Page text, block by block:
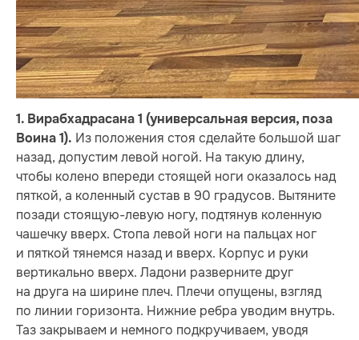
1. Вирабхадрасана 1 (универсальная версия, поза
Воина 1). Из положения стоя сделайте большой шаг
назад, допустим левой ногой. На такую длину,
чтобы колено впереди стоящей ноги оказалось над
пяткой, а коленный сустав в 90 градусов. Вытяните
позади стоящую-левую ногу, подтянув коленную
чашечку вверх. Стопа левой ноги на пальцах ног
и пяткой тянемся назад и вверх. Корпус и руки
вертикально вверх. Ладони разверните друг
на друга на ширине плеч. Плечи опущены, взгляд
по линии горизонта. Нижние ребра уводим внутрь.
Таз закрываем и немного подкручиваем, уводя